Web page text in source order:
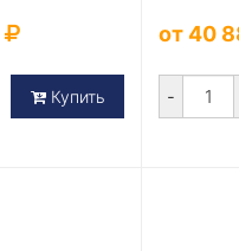
Купить
от 40
-